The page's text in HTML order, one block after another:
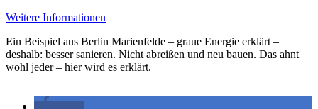
Weitere Informationen
Ein Beispiel aus Berlin Marienfelde – graue Energie erklärt –
deshalb: besser sanieren. Nicht abreißen und neu bauen. Das ahnt
wohl jeder – hier wird es erklärt.